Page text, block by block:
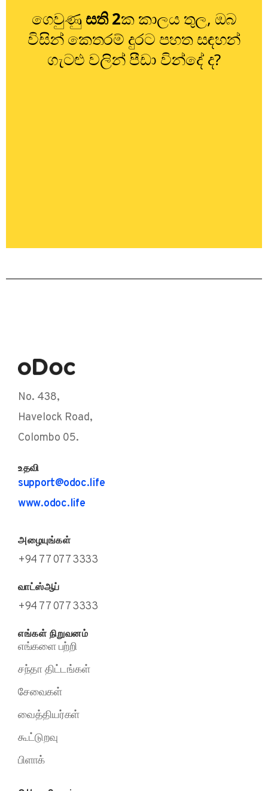
No. 438,
Havelock Road,
Colombo 05.
உதவி
support@odoc.life
www.odoc.life
அழையுங்கள்
+94 77 077 3333
வாட்ஸ்ஆப்
+94 77 077 3333
எங்கள் நிறுவனம்
எங்களை பற்றி
சந்தா திட்டங்கள்
சேவைகள்
வைத்தியர்கள்
கூட்டுறவு
பிளாக்